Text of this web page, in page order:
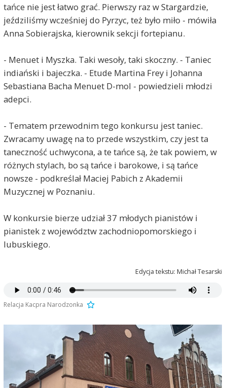
tańce nie jest łatwo grać. Pierwszy raz w Stargardzie,
jeździliśmy wcześniej do Pyrzyc, też było miło - mówiła
Anna Sobierajska, kierownik sekcji fortepianu.
- Menuet i Myszka. Taki wesoły, taki skoczny. - Taniec
indiański i bajeczka. - Etude Martina Frey i Johanna
Sebastiana Bacha Menuet D-mol - powiedzieli młodzi
adepci.
- Tematem przewodnim tego konkursu jest taniec.
Zwracamy uwagę na to przede wszystkim, czy jest ta
taneczność uchwycona, a te tańce są, że tak powiem, w
różnych stylach, bo są tańce i barokowe, i są tańce
nowsze - podkreślał Maciej Pabich z Akademii
Muzycznej w Poznaniu.
W konkursie bierze udział 37 młodych pianistów i
pianistek z województw zachodniopomorskiego i
lubuskiego.
Edycja tekstu: Michał Tesarski
Relacja Kacpra Narodzonka